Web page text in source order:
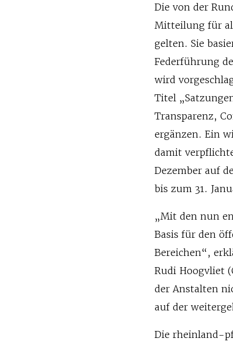
Die von der
Mitteilung für
gelten. Sie
Federführung
wird
Titel
Transparenz,
ergänzen. Ein
damit
Dezember auf
bis zum 31.
„Mit den nun
Basis für den
Bereichen“,
Rudi Hoogvliet
der Anstalten
auf der
Die rheinland-